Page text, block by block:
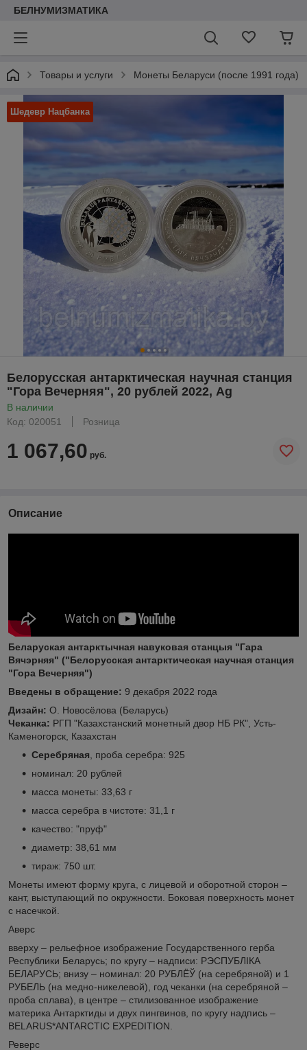
БЕЛНУМИЗМАТИКА
Товары и услуги Монеты Беларуси (после 1991 года)
Шедевр Нацбанка
Белорусская антарктическая научная станция
"Гора Вечерняя", 20 рублей 2022, Ag
В наличии
Код: 020051
Розница
1 067,60 руб.
Описание
Беларуская антарктычная навуковая станцыя "Гара
Вячэрняя" ("Белорусская антарктическая научная станция
"Гора Вечерняя")
Введены в обращение: 9 декабря 2022 года
Дизайн: О. Новосёлова (Беларусь)
Чеканка: РГП "Казахстанский монетный двор НБ РК", Усть-
Каменогорск, Казахстан
Серебряная , проба серебра: 925
номинал: 20 рублей
масса монеты: 33,63 г
масса серебра в чистоте: 31,1 г
качество: "пруф"
диаметр: 38,61 мм
тираж: 750 шт.
Монеты имеют форму круга, с лицевой и оборотной сторон –
кант, выступающий по окружности. Боковая поверхность монет
с насечкой.
Аверс
вверху – рельефное изображение Государственного герба
Республики Беларусь; по кругу ‒ надписи: РЭСПУБЛІКА
БЕЛАРУСЬ; внизу – номинал: 20 РУБЛЁЎ (на серебряной) и 1
РУБЕЛЬ (на медно-никелевой), год чеканки (на серебряной –
проба сплава), в центре – стилизованное изображение
материка Антарктиды и двух пингвинов, по кругу надпись –
BELARUS*ANTARCTIC EXPEDITION.
Реверс